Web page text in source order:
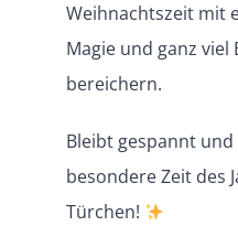
Weihnachtszeit mit
Magie und ganz viel
bereichern.
Bleibt gespannt
besondere Zeit des
Türchen!